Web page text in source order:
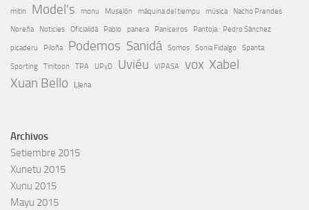
mitin Model's monu Muselón máquina del tiempu música
Nacho Prendes
Noreña
Noticies Oficialidá Pablo panera Paniceiros Pantoja Pedro Sánchez
picaderu Piloña Podemos Sanidá Somos Sonia Fidalgo Spanta
Sporting Tinitoon TPA UPyD Uviéu VIPASA vox Xabel
Xuan Bello
Ḷḷena
Archivos
Setiembre 2015
Xunetu 2015
Xunu 2015
Mayu 2015